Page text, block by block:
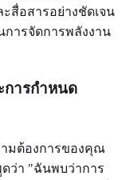
สื่อสารอย่างชัดเจน
การจัดการพลังงาน
การกำหนด
มต้องการของคุณ
ว่า "ฉันพบว่าการ